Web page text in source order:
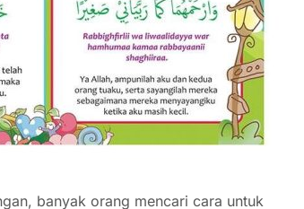
banyak orang mencari cara untuk